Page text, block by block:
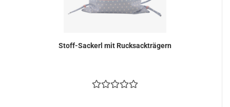
Stoff-Sackerl mit Rucksackträgern